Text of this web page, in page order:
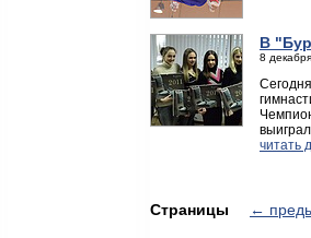
В
8
читать
Страницы ←